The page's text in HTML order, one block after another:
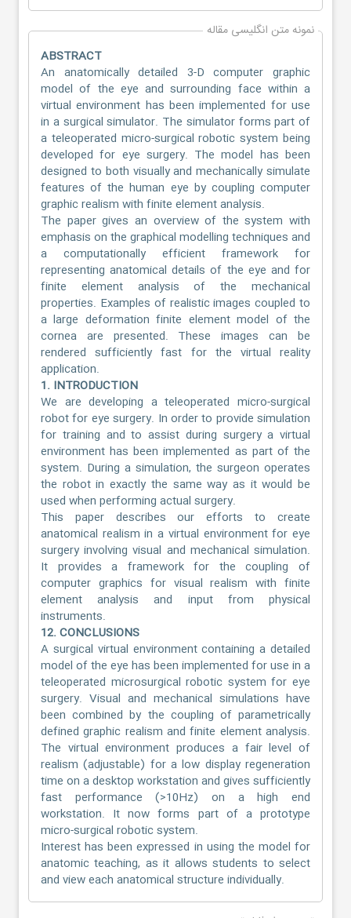
نمونه متن انگلیسی مقاله
ABSTRACT
An anatomically detailed 3-D computer graphic
model of the eye and surrounding face within a
virtual environment has been implemented for use
in a surgical simulator. The simulator forms part of
a teleoperated micro-surgical robotic system being
developed for eye surgery. The model has been
designed to both visually and mechanically simulate
features of the human eye by coupling computer
graphic realism with finite element analysis.
The paper gives an overview of the system with
emphasis on the graphical modelling techniques and
a computationally efficient framework for
representing anatomical details of the eye and for
finite element analysis of the mechanical
properties. Examples of realistic images coupled to
a large deformation finite element model of the
cornea are presented. These images can be
rendered sufficiently fast for the virtual reality
application.
1. INTRODUCTION
We are developing a teleoperated micro-surgical
robot for eye surgery. In order to provide simulation
for training and to assist during surgery a virtual
environment has been implemented as part of the
system. During a simulation, the surgeon operates
the robot in exactly the same way as it would be
used when performing actual surgery.
This paper describes our efforts to create
anatomical realism in a virtual environment for eye
surgery involving visual and mechanical simulation.
It provides a framework for the coupling of
computer graphics for visual realism with finite
element analysis and input from physical
instruments.
12. CONCLUSIONS
A surgical virtual environment containing a detailed
model of the eye has been implemented for use in a
teleoperated microsurgical robotic system for eye
surgery. Visual and mechanical simulations have
been combined by the coupling of parametrically
defined graphic realism and finite element analysis.
The virtual environment produces a fair level of
realism (adjustable) for a low display regeneration
time on a desktop workstation and gives sufficiently
fast performance (>10Hz) on a high end
workstation. It now forms part of a prototype
micro-surgical robotic system.
Interest has been expressed in using the model for
anatomic teaching, as it allows students to select
and view each anatomical structure individually.